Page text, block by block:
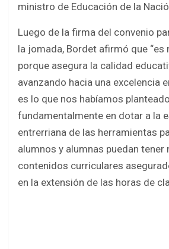
ministro de Educación de la
Luego de la firma del convenio
la jomada, Bordet afirmó que
porque asegura la calidad
avanzando hacia una excelencia
es lo que nos habíamos
fundamentalmente en dotar a la
entrerriana de las herramientas
alumnos y alumnas puedan tener
contenidos curriculares
en la extensión de las horas de